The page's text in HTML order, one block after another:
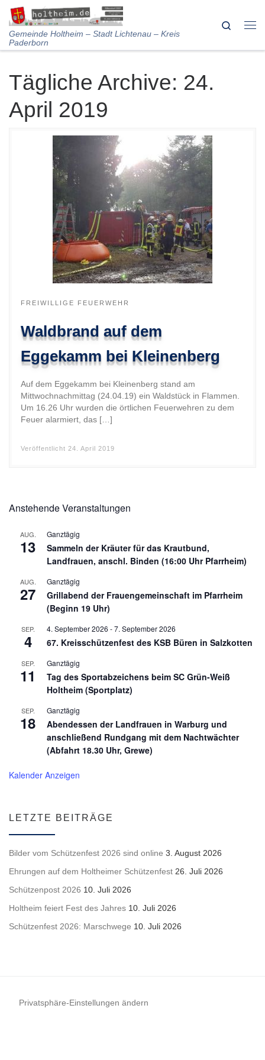
Skip to content
Gemeinde Holtheim – Stadt Lichtenau – Kreis
Paderborn
Search
Tägliche Archive: 24.
April 2019
FREIWILLIGE FEUERWEHR
Waldbrand auf dem
Eggekamm bei Kleinenberg
Auf dem Eggekamm bei Kleinenberg stand am
Mittwochnachmittag (24.04.19) ein Waldstück in Flammen.
Um 16.26 Uhr wurden die örtlichen Feuerwehren zu dem
Feuer alarmiert, das […]
Veröffentlicht 24. April 2019
Anstehende Veranstaltungen
AUG.
13
Ganztägig
Sammeln der Kräuter für das Krautbund,
Landfrauen, anschl. Binden (16:00 Uhr Pfarrheim)
AUG.
27
Ganztägig
Grillabend der Frauengemeinschaft im Pfarrheim
(Beginn 19 Uhr)
SEP.
4
4. September 2026 -7. September 2026
67. Kreisschützenfest des KSB Büren in Salzkotten
SEP.
11
Ganztägig
Tag des Sportabzeichens beim SC Grün-Weiß
Holtheim (Sportplatz)
SEP.
18
Ganztägig
Abendessen der Landfrauen in Warburg und
anschließend Rundgang mit dem Nachtwächter
(Abfahrt 18.30 Uhr, Grewe)
Kalender Anzeigen
LETZTE BEITRÄGE
Bilder vom Schützenfest 2026 sind online 3. August 2026
Ehrungen auf dem Holtheimer Schützenfest 26. Juli 2026
Schützenpost 2026 10. Juli 2026
Holtheim feiert Fest des Jahres 10. Juli 2026
Schützenfest 2026: Marschwege 10. Juli 2026
Privatsphäre-Einstellungen ändern